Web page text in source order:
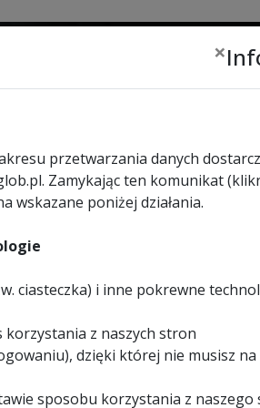
lub
KONTAKT
×
przetwarzania danych
Zamykając ten komunikat
wskazane poniżej działania.
ciasteczka) i inne pokrewne
korzystania z naszych stron
dzięki której nie musisz
sposobu korzystania z naszego
cięcia stali